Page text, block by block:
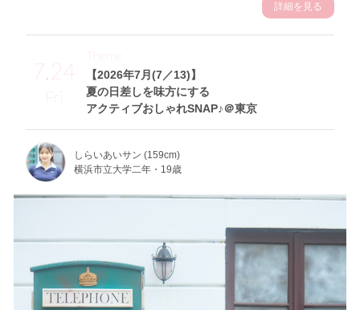
詳細を見る
7.24
Fri
【2026年7月(7／13)】
夏の日差しを味方にする
アクティブおしゃれSNAP♪＠東京
Theme
しらいあいサン (159cm)
横浜市立大学二年・19歳